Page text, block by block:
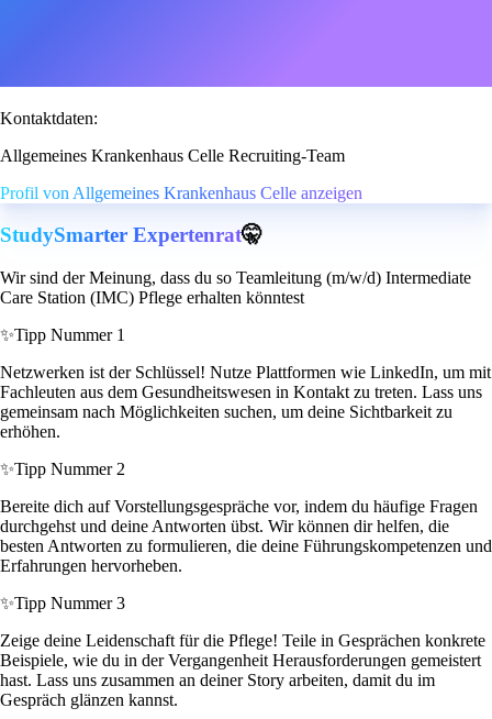
Kontaktdaten:
Allgemeines Krankenhaus Celle Recruiting-Team
Profil von Allgemeines Krankenhaus Celle anzeigen
StudySmarter Expertenrat🤫
Wir sind der Meinung, dass du so Teamleitung (m/w/d) Intermediate
Care Station (IMC) Pflege erhalten könntest
✨Tipp Nummer 1
Netzwerken ist der Schlüssel! Nutze Plattformen wie LinkedIn, um mit
Fachleuten aus dem Gesundheitswesen in Kontakt zu treten. Lass uns
gemeinsam nach Möglichkeiten suchen, um deine Sichtbarkeit zu
erhöhen.
✨Tipp Nummer 2
Bereite dich auf Vorstellungsgespräche vor, indem du häufige Fragen
durchgehst und deine Antworten übst. Wir können dir helfen, die
besten Antworten zu formulieren, die deine Führungskompetenzen und
Erfahrungen hervorheben.
✨Tipp Nummer 3
Zeige deine Leidenschaft für die Pflege! Teile in Gesprächen konkrete
Beispiele, wie du in der Vergangenheit Herausforderungen gemeistert
hast. Lass uns zusammen an deiner Story arbeiten, damit du im
Gespräch glänzen kannst.